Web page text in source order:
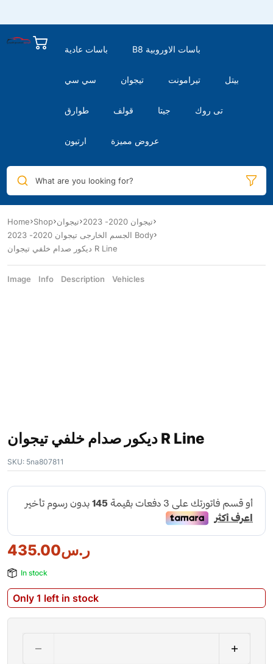
باسات عادية B8 باسات الاوروبية
سي سي تيجوان تيرامونت بيتل
طوارق قولف جيتا تى روك
ارتيون عروض مميزة
What are you looking for?
Home Shop تيجوان
تيجوان 2020- 2023
الجسم الخارجى تيجوان 2020- 2023 Body
ديكور صدام خلفي تيجوان R Line
Image Info Description Vehicles
ديكور صدام خلفي تيجوان R Line
SKU: 5na807811
ر.س435.00
In stock
Only 1 left in stock